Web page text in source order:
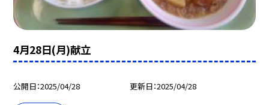
4月28日(月)献立
公開日 2025/04/28 更新日 2025/04/28